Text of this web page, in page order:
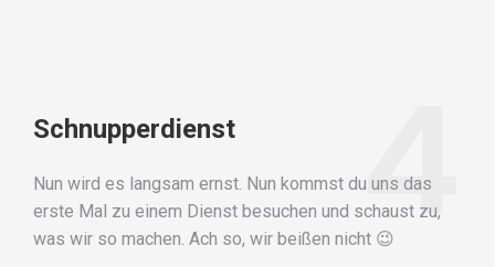
4
Schnupperdienst
Nun wird es langsam ernst. Nun kommst du uns das
erste Mal zu einem Dienst besuchen und schaust zu,
was wir so machen. Ach so, wir beißen nicht 😉